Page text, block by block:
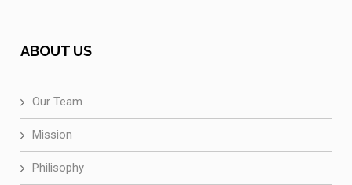
ABOUT US
Our Team
Mission
Philisophy